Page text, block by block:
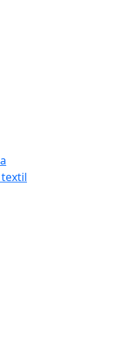
textil